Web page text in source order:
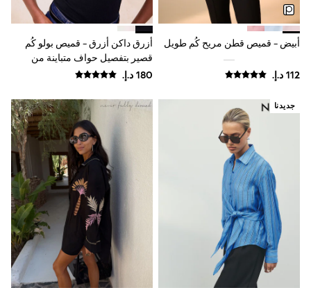
Shirts
Polo Shirts
Swimwear
Shorts
Sandals & Clogs
Sun Safe
Rash Vests
Sun Hats & Caps
Sunglasses
Baby Holiday Shop
Baby Summer Nightwear
Occasionwear
Dresses
Sets & Outfits
Rompers
Sandals
Swimwear
Sun Hats & Caps
Mens' Holiday Shop
Occasionwear
Linen Collection
أبيض - قميص قطن مريح كُم طويل
أزرق داكن أزرق - قميص بولو كُم
قصير بتفصيل حواف متباينة من
Lipsy
جديدنا